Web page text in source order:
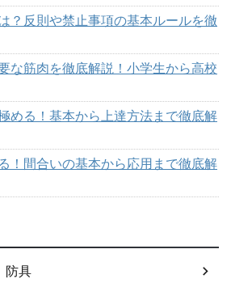
？反則や禁止事項の基本ルールを徹
な筋肉を徹底解説！小学生から高校
める！基本から上達方法まで徹底解
！間合いの基本から応用まで徹底解
防具